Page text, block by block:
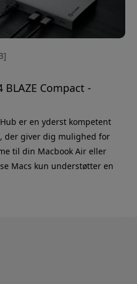
Compact -
er en yderst kompetent
der giver dig mulighed for
til din Macbook Air eller
Macs kun understøtter en
Blaze Hub til et